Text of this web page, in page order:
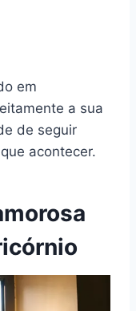
em
a sua
de seguir
acontecer.